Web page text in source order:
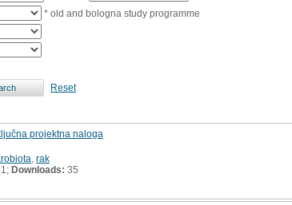
* old and bologna study programme
Reset
projektna naloga
rak
Downloads: 35